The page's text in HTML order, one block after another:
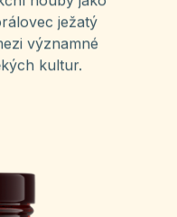
ježatý
významné
kultur.